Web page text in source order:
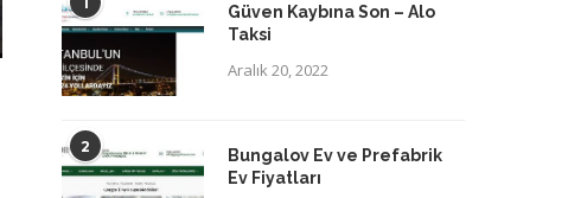
Güven Kaybına Son – Alo
Taksi
Aralık 20, 2022
2
Bungalov Ev ve Prefabrik
Ev Fiyatları